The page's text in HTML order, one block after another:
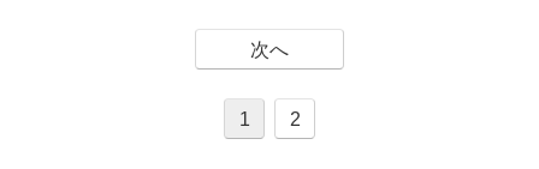
次へ
1 2